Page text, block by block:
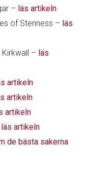
– läs artikeln
of Stenness – läs
Kirkwall – läs
artikeln
artikeln
artikeln
läs artikeln
de bästa sakerna